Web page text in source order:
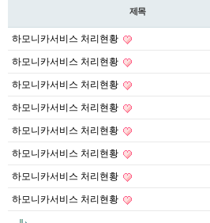
제목
하모니카서비스 처리현황
하모니카서비스 처리현황
하모니카서비스 처리현황
하모니카서비스 처리현황
하모니카서비스 처리현황
하모니카서비스 처리현황
하모니카서비스 처리현황
하모니카서비스 처리현황